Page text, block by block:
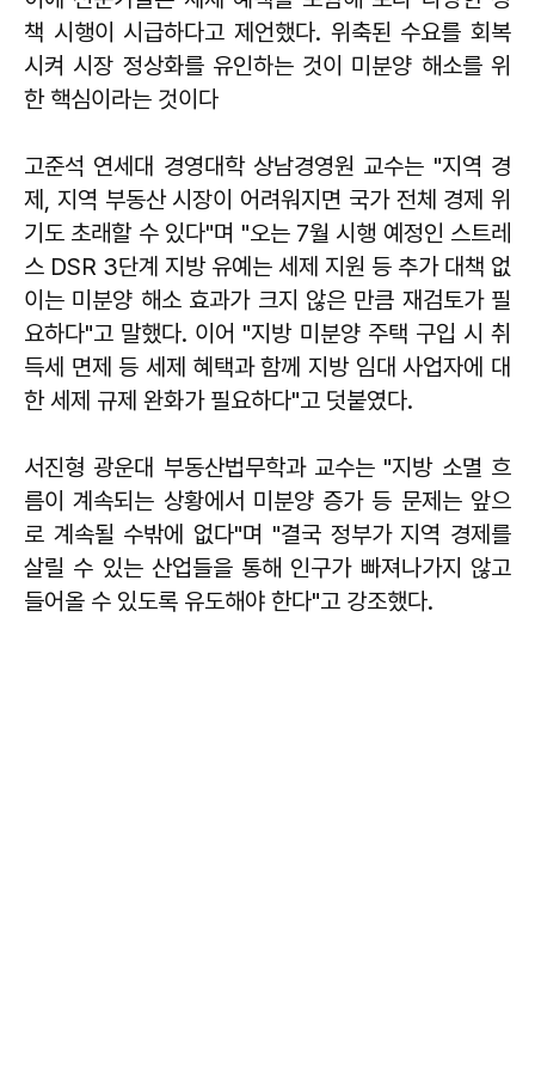
책 시행이 시급하다고 제언했다. 위축된 수요를 회복
시켜 시장 정상화를 유인하는 것이 미분양 해소를 위
한 핵심이라는 것이다
고준석 연세대 경영대학 상남경영원 교수는 "지역 경
제, 지역 부동산 시장이 어려워지면 국가 전체 경제 위
기도 초래할 수 있다"며 "오는 7월 시행 예정인 스트레
스 DSR 3단계 지방 유예는 세제 지원 등 추가 대책 없
이는 미분양 해소 효과가 크지 않은 만큼 재검토가 필
요하다"고 말했다. 이어 "지방 미분양 주택 구입 시 취
득세 면제 등 세제 혜택과 함께 지방 임대 사업자에 대
한 세제 규제 완화가 필요하다"고 덧붙였다.
서진형 광운대 부동산법무학과 교수는 "지방 소멸 흐
름이 계속되는 상황에서 미분양 증가 등 문제는 앞으
로 계속될 수밖에 없다"며 "결국 정부가 지역 경제를
살릴 수 있는 산업들을 통해 인구가 빠져나가지 않고
들어올 수 있도록 유도해야 한다"고 강조했다.